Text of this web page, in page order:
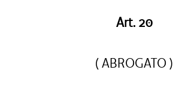
Art. 20
( ABROGATO )